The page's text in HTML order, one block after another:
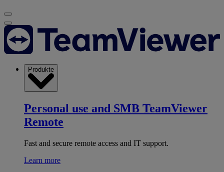
Produkte
Personal use and SMB TeamViewer
Remote
Fast and secure remote access and IT support.
Learn more